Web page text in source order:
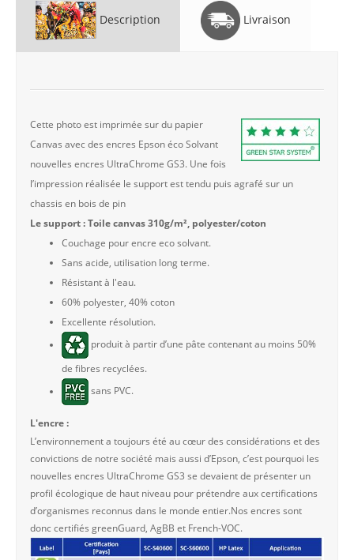
Description Livraison
Cette photo est imprimée sur du papier
Canvas avec des encres Epson éco Solvant
nouvelles encres UltraChrome GS3. Une fois
l’impression réalisée le support est tendu puis agrafé sur un
chassis en bois de pin
Le support : Toile canvas 310g/m², polyester/coton
Couchage pour encre eco solvant.
Sans acide, utilisation long terme.
Résistant à l'eau.
60% polyester, 40% coton
Excellente résolution.
produit à partir d’une pâte contenant au moins 50%
de fibres recyclées.
sans PVC.
L'encre :
L’environnement a toujours été au cœur des considérations et des
convictions de notre société mais aussi d’Epson, c’est pourquoi les
nouvelles encres UltraChrome GS3 se devaient de présenter un
profil écologique de haut niveau pour prétendre aux certifications
d’organismes reconnus dans le monde entier.Nos encres sont
donc certifiés greenGuard, AgBB et French-VOC.